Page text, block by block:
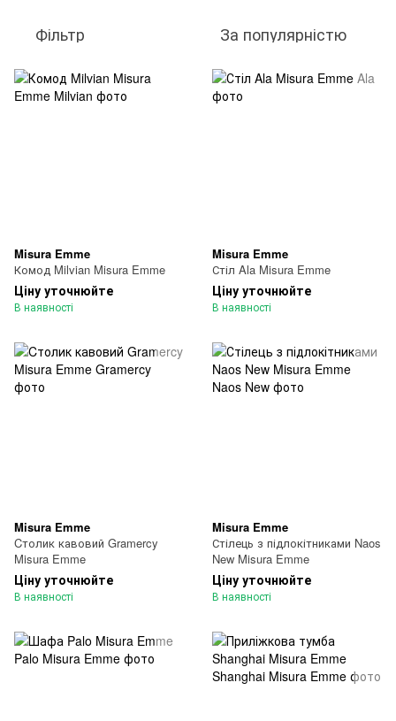
Фільтр За популярністю
Misura Emme
Комод Milvian Misura Emme
Ціну уточнюйте
В наявності
Misura Emme
Стіл Ala Misura Emme
Ціну уточнюйте
В наявності
Misura Emme
Cтолик кавовий Gramercy
Misura Emme
Ціну уточнюйте
В наявності
Misura Emme
Стілець з підлокітниками Naos
New Misura Emme
Ціну уточнюйте
В наявності